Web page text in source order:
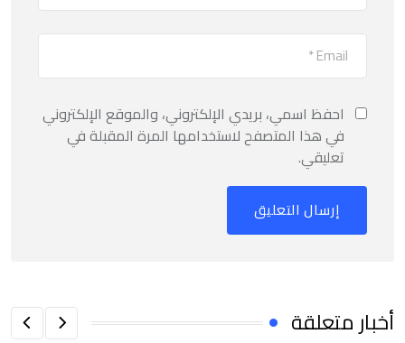
احفظ اسمي، بريدي الإلكتروني، والموقع الإلكتروني
في هذا المتصفح لاستخدامها المرة المقبلة في
تعليقي.
أخبار متعلقة